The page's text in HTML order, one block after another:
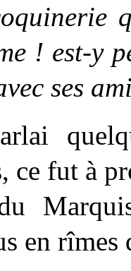
! est-y
ses
ce fut à
en